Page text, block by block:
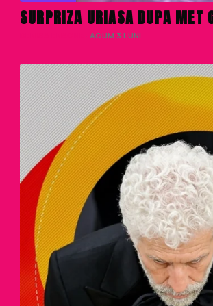
SURPRIZA URIASA DUPA MET
· ACUM 3 LUNI